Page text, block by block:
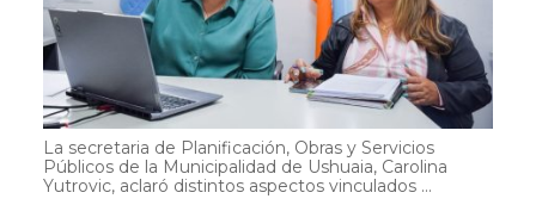
La secretaria de Planificación, Obras y Servicios
Públicos de la Municipalidad de Ushuaia, Carolina
Yutrovic, aclaró distintos aspectos vinculados ...